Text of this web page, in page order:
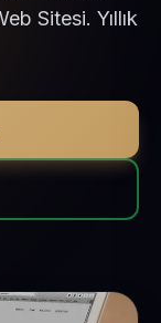
Sitesi. Yıllık